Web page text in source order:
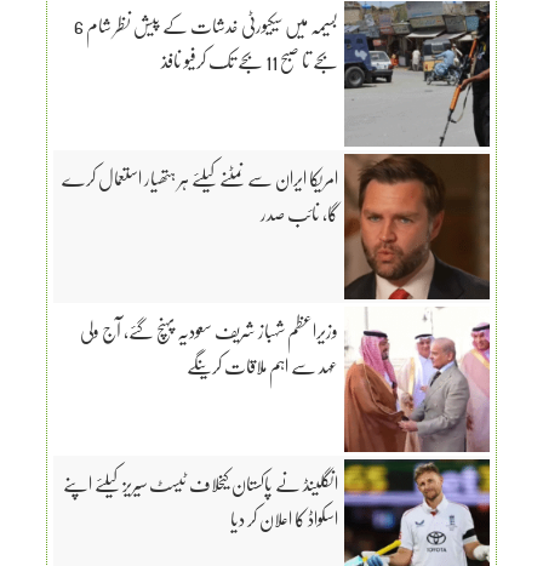
بسیمہ میں سیکیورٹی خدشات کے پیش نظر شام 6
بجے تا صبح 11 بجے تک کرفیو نافذ
امریکا ایران سے نمٹنے کیلئے ہر ہتھیار استعمال کرے
گا، نائب صدر
وزیراعظم شہباز شریف سعودیہ پہنچ گئے، آج ولی
عہد سے اہم ملاقات کرینگے
انگلینڈ نے پاکستان کیخلاف ٹیسٹ سیریز کیلئے اپنے
اسکواڈ کا اعلان کر دیا